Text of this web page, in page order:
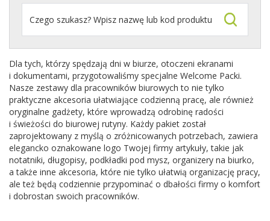
Dla tych, którzy spędzają dni w biurze, otoczeni ekranami
i dokumentami, przygotowaliśmy specjalne Welcome Packi.
Nasze zestawy dla pracowników biurowych to nie tylko
praktyczne akcesoria ułatwiające codzienną pracę, ale również
oryginalne gadżety, które wprowadzą odrobinę radości
i świeżości do biurowej rutyny. Każdy pakiet został
zaprojektowany z myślą o zróżnicowanych potrzebach, zawiera
elegancko oznakowane logo Twojej firmy artykuły, takie jak
notatniki, długopisy, podkładki pod mysz, organizery na biurko,
a także inne akcesoria, które nie tylko ułatwią organizację pracy,
ale też będą codziennie przypominać o dbałości firmy o komfort
i dobrostan swoich pracowników.